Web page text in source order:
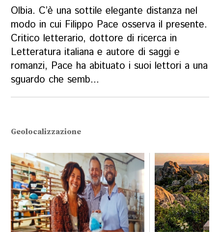
Olbia. C’è una sottile elegante distanza nel
modo in cui Filippo Pace osserva il presente.
Critico letterario, dottore di ricerca in
Letteratura italiana e autore di saggi e
romanzi, Pace ha abituato i suoi lettori a una
sguardo che semb...
Geolocalizzazione